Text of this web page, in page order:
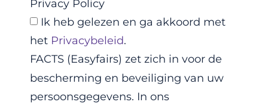
Privacy Policy
Ik heb gelezen en ga akkoord met
het Privacybeleid.
FACTS (Easyfairs) zet zich in voor de
bescherming en beveiliging van uw
persoonsgegevens. In ons